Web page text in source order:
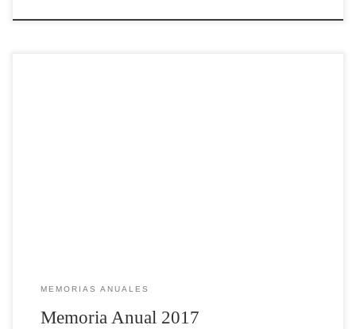
MEMORIAS ANUALES
Memoria Anual 2017